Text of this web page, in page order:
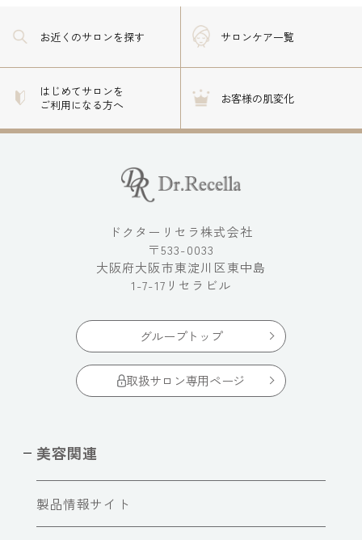
お近くのサロンを探す サロンケア一覧
はじめてサロンを
ご利用になる方へ
お客様の肌変化
ドクターリセラ株式会社
〒533-0033
大阪府大阪市東淀川区東中島
1-7-17リセラビル
グループトップ
取扱サロン専用ページ
美容関連
製品情報サイト